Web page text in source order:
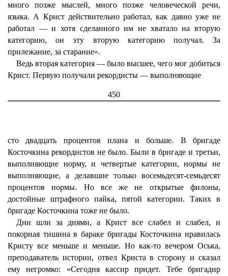
много позже мыслей, много позже человеческой речи,
языка. А Крист действительно работал, как давно уже не
работал — и хотя сделанного им не хватало на вторую
категорию, он эту вторую категорию получал. За
прилежание, за старание».
Ведь вторая категория — было высшее, чего мог добиться
Крист. Первую получали рекордисты — выполняющие
450
сто двадцать процентов плана и больше. В бригаде
Косточкина рекордистов не было. Были в бригаде и третьи,
выполняющие норму, и четвертые категории, нормы не
выполняющие, а делавшие только восемьдесят-семьдесят
процентов нормы. Но все же не открытые филоны,
достойные штрафного пайка, пятой категории. Таких в
бригаде Косточкина тоже не было.
Дни шли за днями, а Крист все слабел и слабел, и
покорная тишина в бараке бригады Косточкина нравилась
Кристу все меньше и меньше. Но как-то вечером Оська,
преподаватель истории, отвел Криста в сторону и сказал
ему негромко: «Сегодня кассир придет. Тебе бригадир